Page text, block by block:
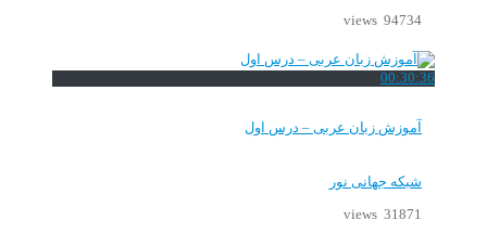
94734 views
00:30:36
آموزش زبان عربی – درس اول
شبکه جهانی نور
31871 views